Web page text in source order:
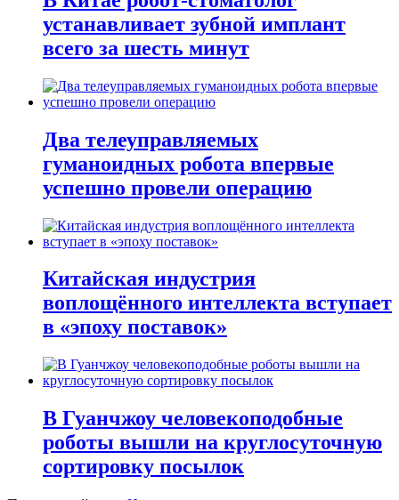
устанавливает зубной имплант
всего за шесть минут
Два телеуправляемых
гуманоидных робота впервые
успешно провели операцию
Китайская индустрия
воплощённого интеллекта вступает
в «эпоху поставок»
В Гуанчжоу человекоподобные
роботы вышли на круглосуточную
сортировку посылок